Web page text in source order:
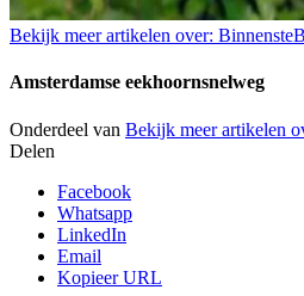
Bekijk meer artikelen over:
Amsterdamse eekhoornsnelweg
Onderdeel van Bekijk meer artikelen
Delen
Facebook
Whatsapp
LinkedIn
Email
Kopieer URL